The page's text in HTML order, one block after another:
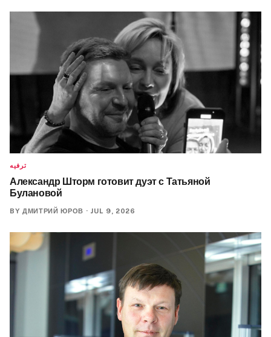
ترفيه
Александр Шторм готовит дуэт с Татьяной
Булановой
BY ДМИТРИЙ ЮРОВ · JUL 9, 2026